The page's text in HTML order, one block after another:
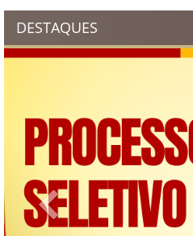
DESTAQUES
Previous